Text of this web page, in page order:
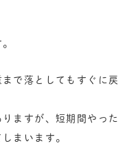
で落としてもすぐに戻
ますが、短期間やった
まいます。